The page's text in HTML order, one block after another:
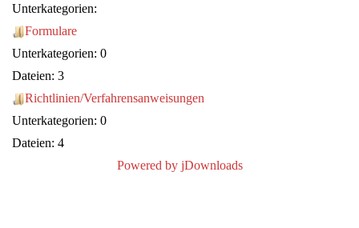
Unterkategorien:
Formulare
Unterkategorien: 0
Dateien: 3
Richtlinien/Verfahrensanweisungen
Unterkategorien: 0
Dateien: 4
Powered by jDownloads